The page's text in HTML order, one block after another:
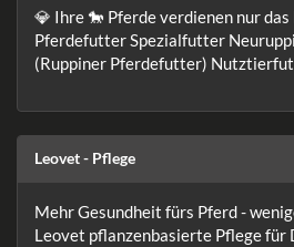
💎 Ihre 🐎 Pferde verdienen nur
Pferdefutter Spezialfutter
(Ruppiner Pferdefutter)
Leovet - Pflege
Mehr Gesundheit fürs Pferd -
Leovet pflanzenbasierte Pflege für